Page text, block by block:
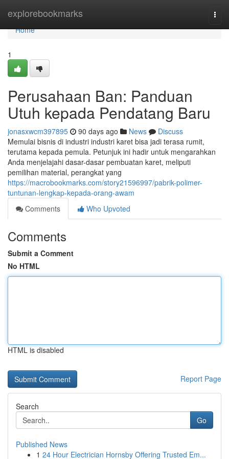
explorebookmarks
Home
Home
1
Perusahaan Ban: Panduan
Utuh kepada Pendatang Baru
jonasxwcm397895 90 days ago News
Discuss
Memulai bisnis di industri industri karet bisa jadi terasa rumit,
terutama kepada pemula. Petunjuk ini hadir untuk mengarahkan
Anda menjelajahi dasar-dasar pembuatan karet, meliputi
pemilihan material, perangkat yang
https://macrobookmarks.com/story21596997/pabrik-polimer-
tuntunan-lengkap-kepada-orang-awam
Comments
Who Upvoted
Comments
Submit a Comment
No HTML
HTML is disabled
Report Page
Search
Go
Published News
1 24 Hour Electrician Hornsby Offering Trusted Em...